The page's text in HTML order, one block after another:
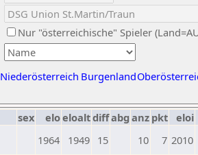
Nur "österreichische" Spieler
Niederösterreich Burgenland
sex eloeloaltdiffabg anz pkt eloi
1964 1949 15 10 7 2010